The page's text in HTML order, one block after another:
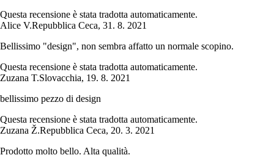
Questa recensione è stata tradotta automaticamente.
Alice V.Repubblica Ceca, 31. 8. 2021
Bellissimo "design", non sembra affatto un normale scopino.
Questa recensione è stata tradotta automaticamente.
Zuzana T.Slovacchia, 19. 8. 2021
bellissimo pezzo di design
Questa recensione è stata tradotta automaticamente.
Zuzana Ž.Repubblica Ceca, 20. 3. 2021
Prodotto molto bello. Alta qualità.